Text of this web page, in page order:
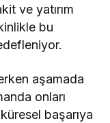
ve yatırım
bu
aşamada
onları
başarıya